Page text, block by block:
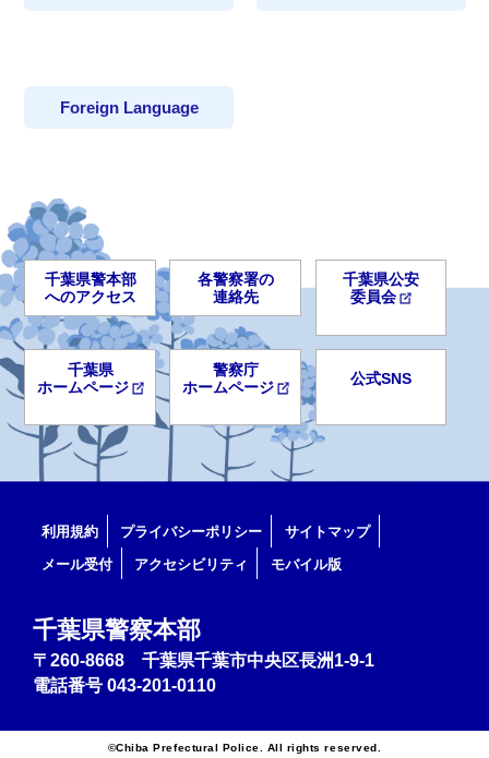
Foreign Language
千葉県警本部
へのアクセス
各警察署の
連絡先
千葉県公安
委員会
千葉県
ホームページ
警察庁
ホームページ
公式SNS
利用規約 プライバシーポリシー
サイトマップ
メール受付
アクセシビリティ モバイル版
千葉県警察本部
〒260-8668 千葉県千葉市中央区長洲1-9-1
電話番号 043-201-0110
©Chiba Prefectural Police. All rights reserved.